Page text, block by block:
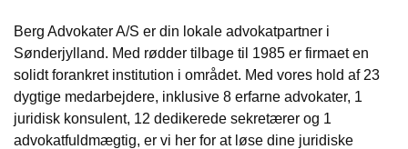
Berg Advokater A/S er din lokale advokatpartner i
Sønderjylland. Med rødder tilbage til 1985 er firmaet en
solidt forankret institution i området. Med vores hold af 23
dygtige medarbejdere, inklusive 8 erfarne advokater, 1
juridisk konsulent, 12 dedikerede sekretærer og 1
advokatfuldmægtig, er vi her for at løse dine juridiske